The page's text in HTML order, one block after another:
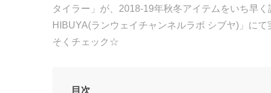
タイラー」が、2018-19年秋冬アイテムをいち早
HIBUYA(ランウェイチャンネルラボ シブヤ)」に
そくチェック☆
目次